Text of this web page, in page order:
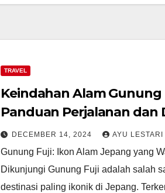
TRAVEL
Keindahan Alam Gunung
Panduan Perjalanan dan
Tariknya
DECEMBER 14, 2024 AYU LESTARI
Gunung Fuji: Ikon Alam Jepang yang
Dikunjungi Gunung Fuji adalah salah
destinasi paling ikonik di Jepang.